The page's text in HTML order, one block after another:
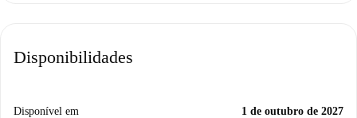
Disponibilidades
Disponível em 1 de outubro de 2027